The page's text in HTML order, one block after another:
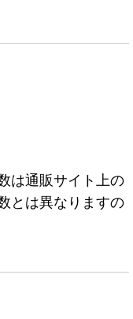
は通販サイト上の
とは異なりますの